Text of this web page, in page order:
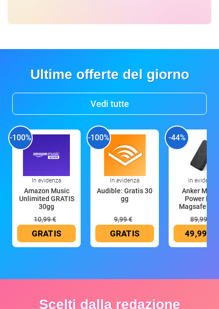
Ultime offerte del giorno
Vedi tutte
-100%
In evidenza
Amazon Music
Unlimited GRATIS
30gg
10,99 €
GRATIS
-100%
In evidenza
Audible: Gratis 30
gg
9,99 €
GRATIS
-44%
In evidenza
Anker
Power
Magsafe
89,99 €
49,99 €
Scelti dalla redazione